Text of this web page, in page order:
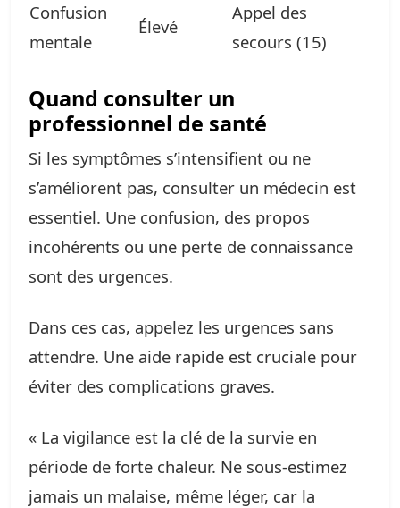
Confusion
mentale
Élevé
Appel des
secours (15)
Quand consulter un
professionnel de santé
Si les symptômes s’intensifient ou ne
s’améliorent pas, consulter un médecin est
essentiel. Une confusion, des propos
incohérents ou une perte de connaissance
sont des urgences.
Dans ces cas, appelez les urgences sans
attendre. Une aide rapide est cruciale pour
éviter des complications graves.
« La vigilance est la clé de la survie en
période de forte chaleur. Ne sous-estimez
jamais un malaise, même léger, car la